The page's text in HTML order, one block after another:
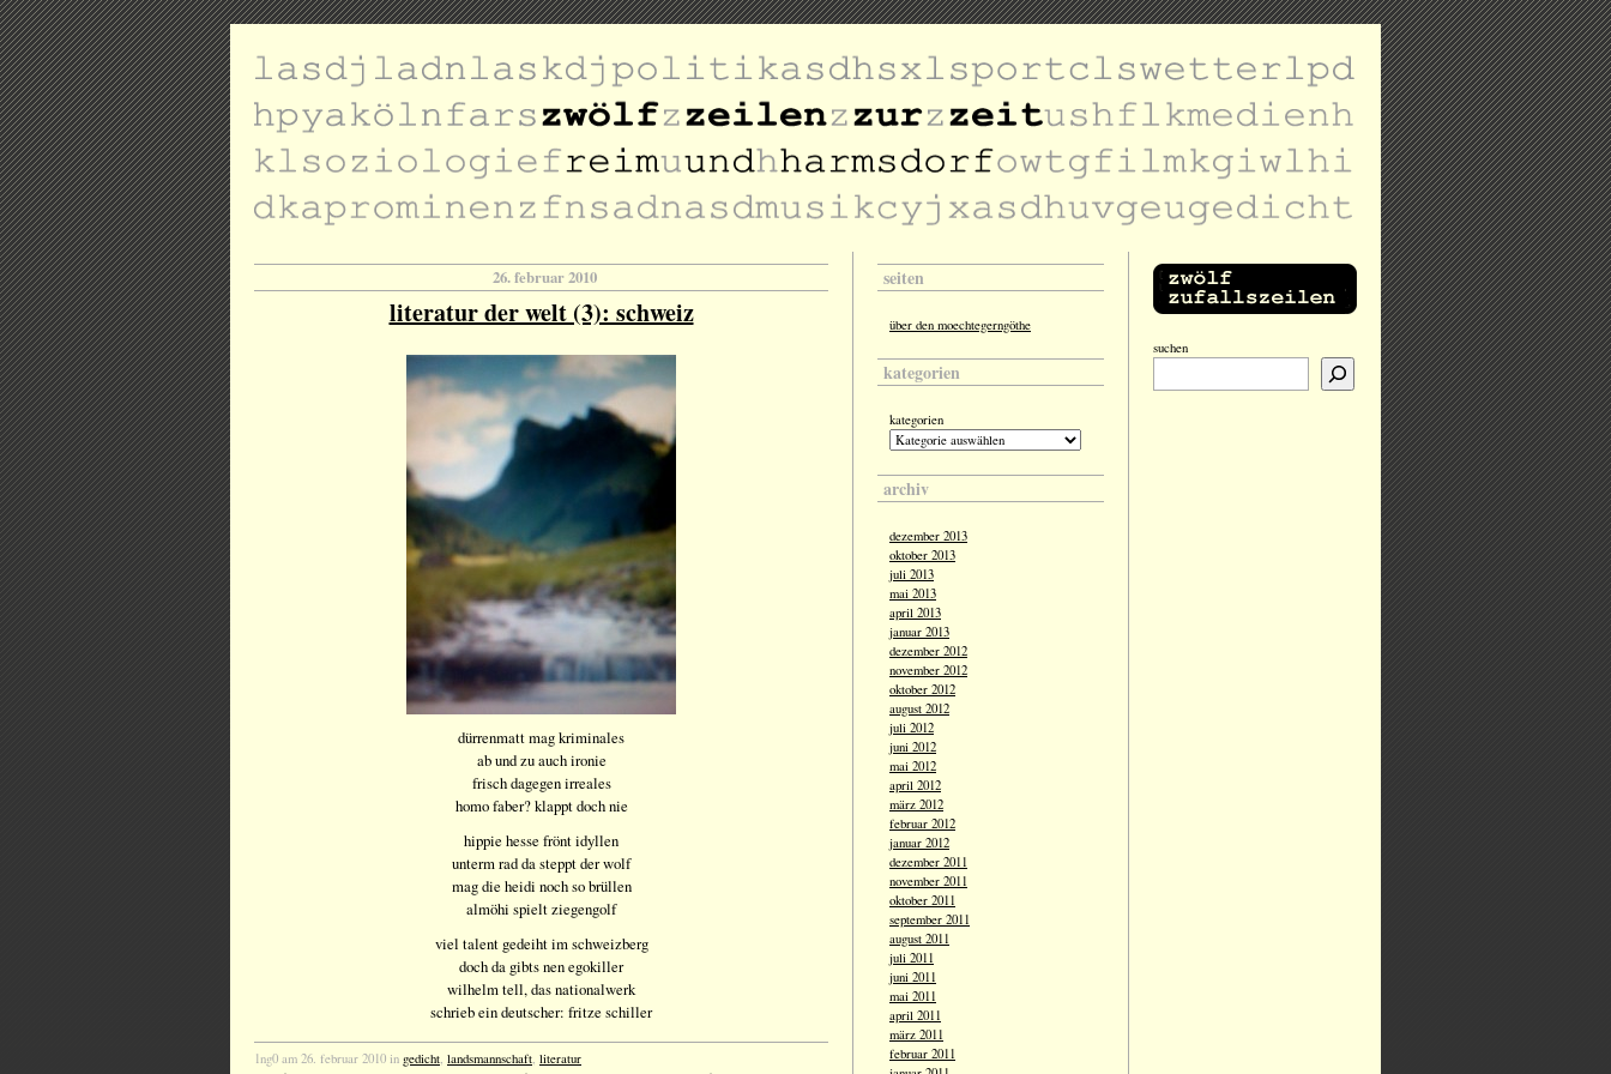
26. februar 2010
literatur der welt (3): schweiz
dürrenmatt mag kriminales
ab und zu auch ironie
frisch dagegen irreales
homo faber? klappt doch nie
hippie hesse frönt idyllen
unterm rad da steppt der wolf
mag die heidi noch so brüllen
almöhi spielt ziegengolf
viel talent gedeiht im schweizberg
doch da gibts nen egokiller
wilhelm tell, das nationalwerk
schrieb ein deutscher: fritze schiller
1ng0 am 26. februar 2010 in gedicht, landsmannschaft, literatur
seiten
über den moechtegerngöthe
kategorien
kategorien
archiv
dezember 2013
oktober 2013
juli 2013
mai 2013
april 2013
januar 2013
dezember 2012
november 2012
oktober 2012
august 2012
juli 2012
juni 2012
mai 2012
april 2012
märz 2012
februar 2012
januar 2012
dezember 2011
november 2011
oktober 2011
september 2011
august 2011
juli 2011
juni 2011
mai 2011
april 2011
märz 2011
februar 2011
suchen